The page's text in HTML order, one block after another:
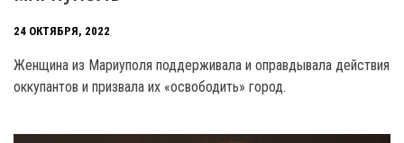
24 ОКТЯБРЯ, 2022
Женщина из Мариуполя поддерживала и оправдывала действия
оккупантов и призвала их «освободить» город.